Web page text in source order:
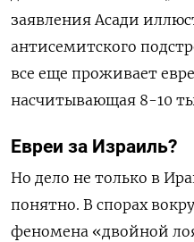
заявления Асади
антисемитского
все еще проживает
насчитывающая 8-10
Евреи за Израиль?
Но дело не только в
понятно. В спорах
феномена «двойной